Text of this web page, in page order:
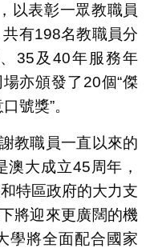
以表彰一眾教職員
有198名教職員分
35及40年服務年
亦頒發了20個“傑
號獎”。
教職員一直以來的
大成立45周年，
特區政府的大力支
將迎來更廣闊的機
學將全面配合國家